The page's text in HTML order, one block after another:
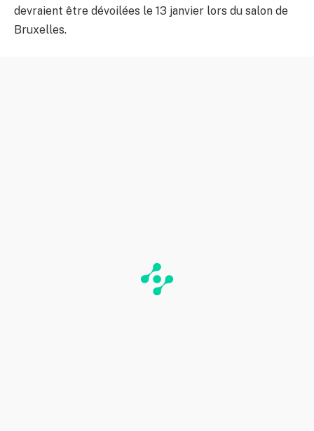
devraient être dévoilées le 13 janvier lors du salon de
Bruxelles.